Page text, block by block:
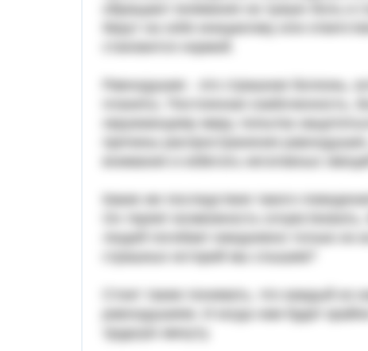
обращают внимания на чужую боль и
Равнодушие - это страшная болезнь,
Какие же последствия такого
людей погибает ежедневно только из-
Стоит также понимать, что каждый из
равнодушием. И когда нам будет
трудную минуту.